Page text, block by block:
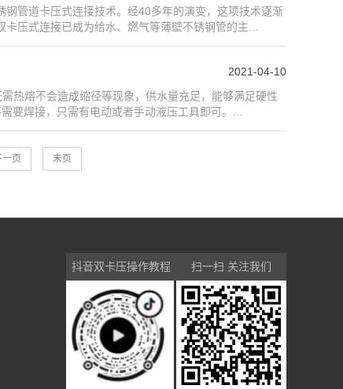
管道卡压式连接技术。经40多年的演变，这项技术逐渐
压式连接已成为给水、燃气等薄壁不锈钢管的主...
2021-04-10
热熔不会造成缩径等现象，供水量充足，能够满足硬性
要焊接，只需有电动或者手动液压工具即可。...
一页 末页
扫一扫 关注我们
抖音双卡压操作教程